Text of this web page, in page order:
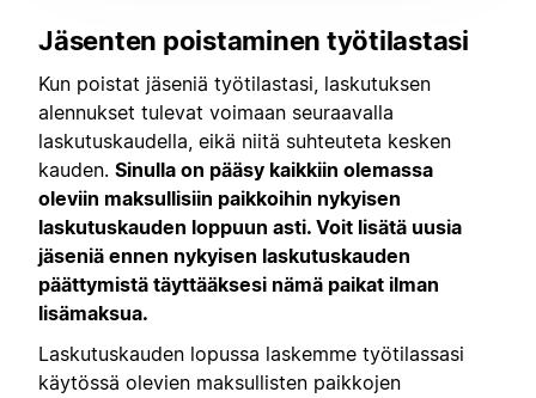
Jäsenten poistaminen työtilastasi
Kun poistat jäseniä työtilastasi, laskutuksen
alennukset tulevat voimaan seuraavalla
laskutuskaudella, eikä niitä suhteuteta kesken
kauden. Sinulla on pääsy kaikkiin olemassa
oleviin maksullisiin paikkoihin nykyisen
laskutuskauden loppuun asti. Voit lisätä uusia
jäseniä ennen nykyisen laskutuskauden
päättymistä täyttääksesi nämä paikat ilman
lisämaksua.
Laskutuskauden lopussa laskemme työtilassasi
käytössä olevien maksullisten paikkojen